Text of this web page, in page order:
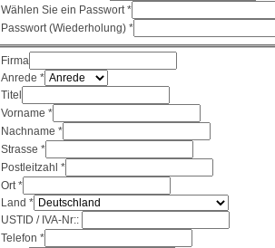
Wählen Sie ein Passwort*
Passwort (Wiederholung) *
Firma
Anrede *
Titel
Vorname *
Nachname *
Strasse *
Postleitzahl *
Ort*
Land *
USTID / IVA-Nr::
Telefon *